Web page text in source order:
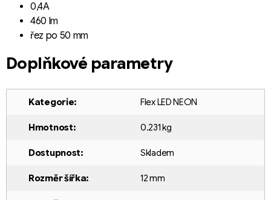
0,4A
460 lm
řez po 50 mm
Doplňkové parametry
Kategorie: Flex LED NEON
Hmotnost: 0.231 kg
Dostupnost: Skladem
Rozměr šířka: 12 mm